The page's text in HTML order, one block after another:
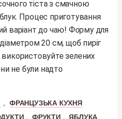
тіста з смачною
Процес приготування
варіант до чаю! Форму для
20 см, щоб пиріг
зелених
не були надто
,
ФРАНЦУЗЬКА КУХНЯ
, ФРУКТИ , ЯБЛУКА